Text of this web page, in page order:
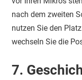
nach dem zweiten
nutzen Sie den
wechseln Sie die
7.